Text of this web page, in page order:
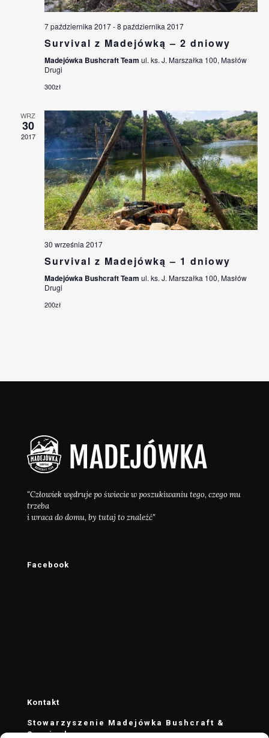
7 października 2017-8 października 2017
Survival z Madejówką – 2 dniowy
Madejówka Bushcraft Team ul. ks. J. Marszałka 100, Masłów
Drugi
300zł
WRZ
30
2017
30 września 2017
Survival z Madejówką – 1 dniowy
Madejówka Bushcraft Team ul. ks. J. Marszałka 100, Masłów
Drugi
200zł
"Człowiek wędruje po świecie w poszukiwaniu tego, czego mu
trzeba
i wraca do domu, by tutaj to znaleźć"
Facebook
Kontakt
Stowarzyszenie Madejówka Bushcraft &
Survival